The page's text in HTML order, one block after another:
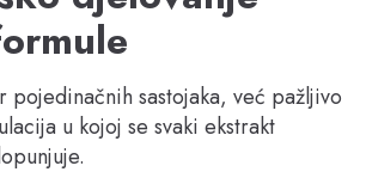
pojedinačnih sastojaka, već pažljivo
u kojoj se svaki ekstrakt